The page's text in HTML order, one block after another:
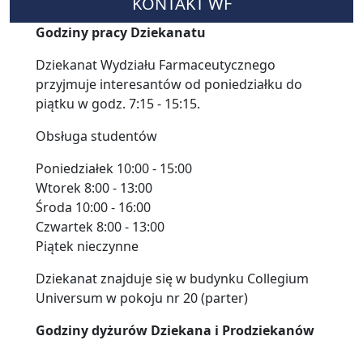
Godziny pracy Dziekanatu
Dziekanat Wydziału Farmaceutycznego
przyjmuje interesantów od poniedziałku do
piątku w godz. 7:15 - 15:15.
Obsługa studentów
Poniedziałek 10:00 - 15:00
Wtorek 8:00 - 13:00
Środa 10:00 - 16:00
Czwartek 8:00 - 13:00
Piątek nieczynne
Dziekanat znajduje się w budynku Collegium
Universum w pokoju nr 20 (parter)
Godziny dyżurów Dziekana i Prodziekanów